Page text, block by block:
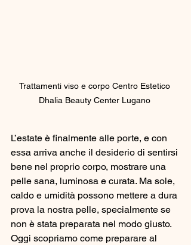
Trattamenti viso e corpo Centro Estetico
Dhalia Beauty Center Lugano
L’estate è finalmente alle porte, e con
essa arriva anche il desiderio di sentirsi
bene nel proprio corpo, mostrare una
pelle sana, luminosa e curata. Ma sole,
caldo e umidità possono mettere a dura
prova la nostra pelle, specialmente se
non è stata preparata nel modo giusto.
Oggi scopriamo come preparare al